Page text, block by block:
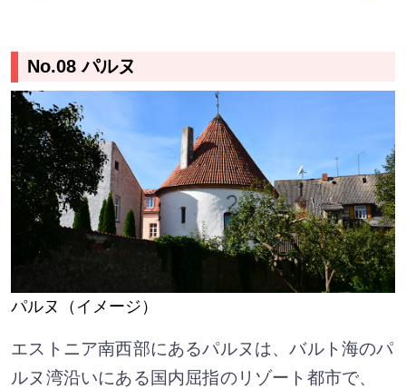
No.08 パルヌ
パルヌ（イメージ）
エストニア南西部にあるパルヌは、バルト海のパ
ルヌ湾沿いにある国内屈指のリゾート都市で、